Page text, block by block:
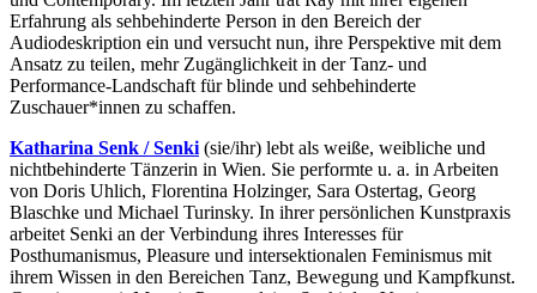
Erfahrung als sehbehinderte Person in den Bereich der
Audiodeskription ein und versucht nun, ihre Perspektive mit dem
Ansatz zu teilen, mehr Zugänglichkeit in der Tanz- und
Performance-Landschaft für blinde und sehbehinderte
Zuschauer*innen zu schaffen.
Katharina Senk / Senki (sie/ihr) lebt als weiße, weibliche und
nichtbehinderte Tänzerin in Wien. Sie performte u. a. in Arbeiten
von Doris Uhlich, Florentina Holzinger, Sara Ostertag, Georg
Blaschke und Michael Turinsky. In ihrer persönlichen Kunstpraxis
arbeitet Senki an der Verbindung ihres Interesses für
Posthumanismus, Pleasure und intersektionalen Feminismus mit
ihrem Wissen in den Bereichen Tanz, Bewegung und Kampfkunst.